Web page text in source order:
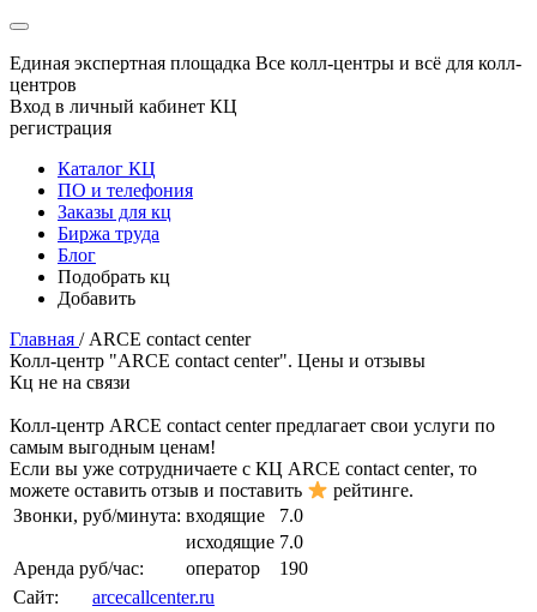
Единая экспертная площадка Все колл-центры и всё для колл-
центров
Вход в личный кабинет КЦ
регистрация
Каталог КЦ
ПО и телефония
Заказы для кц
Биржа труда
Блог
Подобрать кц
Добавить
Главная / ARCE contact center
Колл-центр "ARCE contact center". Цены и отзывы
Кц не на связи
Колл-центр ARCE contact centerпредлагает свои услуги по
самым выгодным ценам!
Если вы уже сотрудничаете с КЦ ARCE contact center, то
можете оставить отзыв и поставить
рейтинге.
Звонки, руб/минута: входящие
7.0
исходящие 7.0
Аренда руб/час:
оператор
190
Сайт:
arcecallcenter.ru